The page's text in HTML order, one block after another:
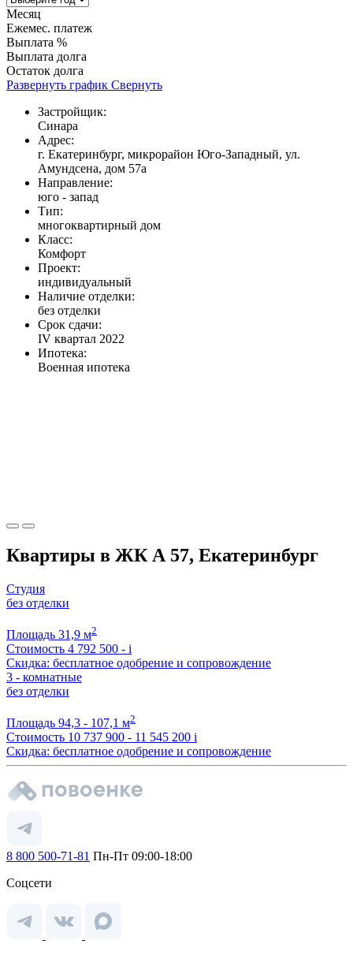
Месяц
Ежемес. платеж
Выплата %
Выплата долга
Остаток долга
Развернуть график Свернуть
Застройщик:
Синара
Адрес:
г. Екатеринбург, микрорайон Юго-Западный, ул.
Амундсена, дом 57а
Направление:
юго - запад
Тип:
многоквартирный дом
Класс:
Комфорт
Проект:
индивидуальный
Наличие отделки:
без отделки
Срок сдачи:
IV квартал 2022
Ипотека:
Военная ипотека
Квартиры в ЖК А 57, Екатеринбург
Студия
без отделки
Площадь 31,9 м2
Стоимость 4 792 500 - i
Скидка: бесплатное одобрение и сопровождение
3 - комнатные
без отделки
Площадь 94,3 - 107,1 м2
Стоимость 10 737 900 - 11 545 200 i
Скидка: бесплатное одобрение и сопровождение
8 800 500-71-81 Пн-Пт 09:00-18:00
Соцсети